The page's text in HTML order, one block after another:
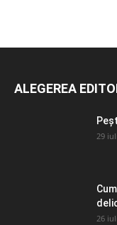
ALEGEREA
29
26